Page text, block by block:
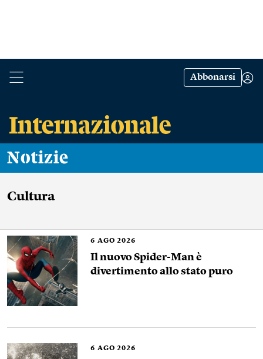
Abbonarsi
Notizie
Cultura
6 AGO 2026
Il nuovo Spider-Man è
divertimento allo stato puro
6 AGO 2026